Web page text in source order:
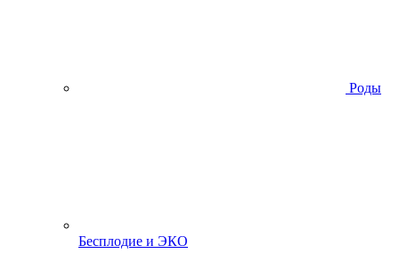
Роды
Бесплодие и ЭКО